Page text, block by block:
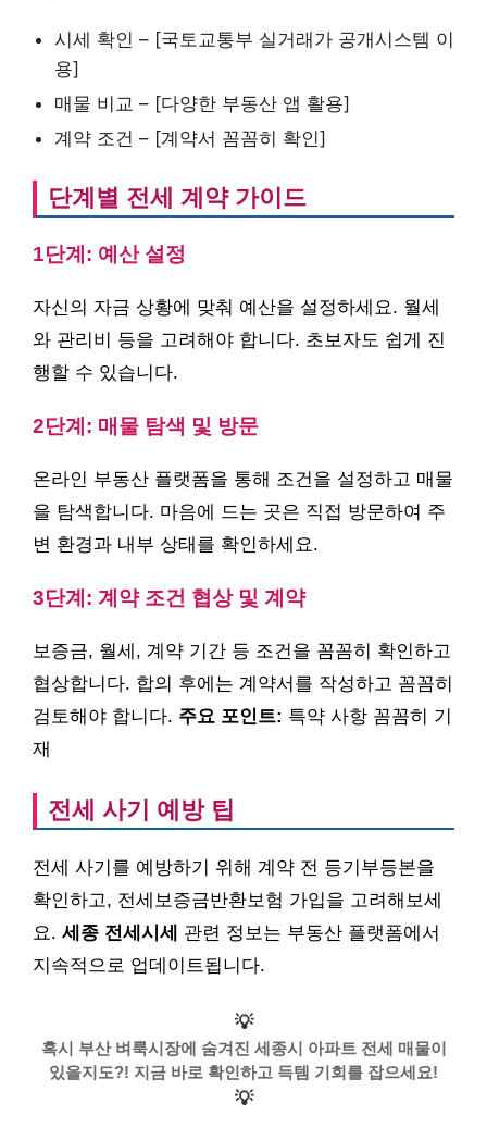
시세 확인 – [국토교통부 실거래가 공개시스템 이
용]
매물 비교 – [다양한 부동산 앱 활용]
계약 조건 – [계약서 꼼꼼히 확인]
단계별 전세 계약 가이드
1단계: 예산 설정
자신의 자금 상황에 맞춰 예산을 설정하세요. 월세
와 관리비 등을 고려해야 합니다. 초보자도 쉽게 진
행할 수 있습니다.
2단계: 매물 탐색 및 방문
온라인 부동산 플랫폼을 통해 조건을 설정하고 매물
을 탐색합니다. 마음에 드는 곳은 직접 방문하여 주
변 환경과 내부 상태를 확인하세요.
3단계: 계약 조건 협상 및 계약
보증금, 월세, 계약 기간 등 조건을 꼼꼼히 확인하고
협상합니다. 합의 후에는 계약서를 작성하고 꼼꼼히
검토해야 합니다. 주요 포인트: 특약 사항 꼼꼼히 기
재
전세 사기 예방 팁
전세 사기를 예방하기 위해 계약 전 등기부등본을
확인하고, 전세보증금반환보험 가입을 고려해보세
요. 세종 전세시세
관련 정보는 부동산 플랫폼에서
지속적으로 업데이트됩니다.
💡
혹시 부산 벼룩시장에 숨겨진 세종시 아파트 전세 매물이
있을지도?! 지금 바로 확인하고 득템 기회를 잡으세요!
💡